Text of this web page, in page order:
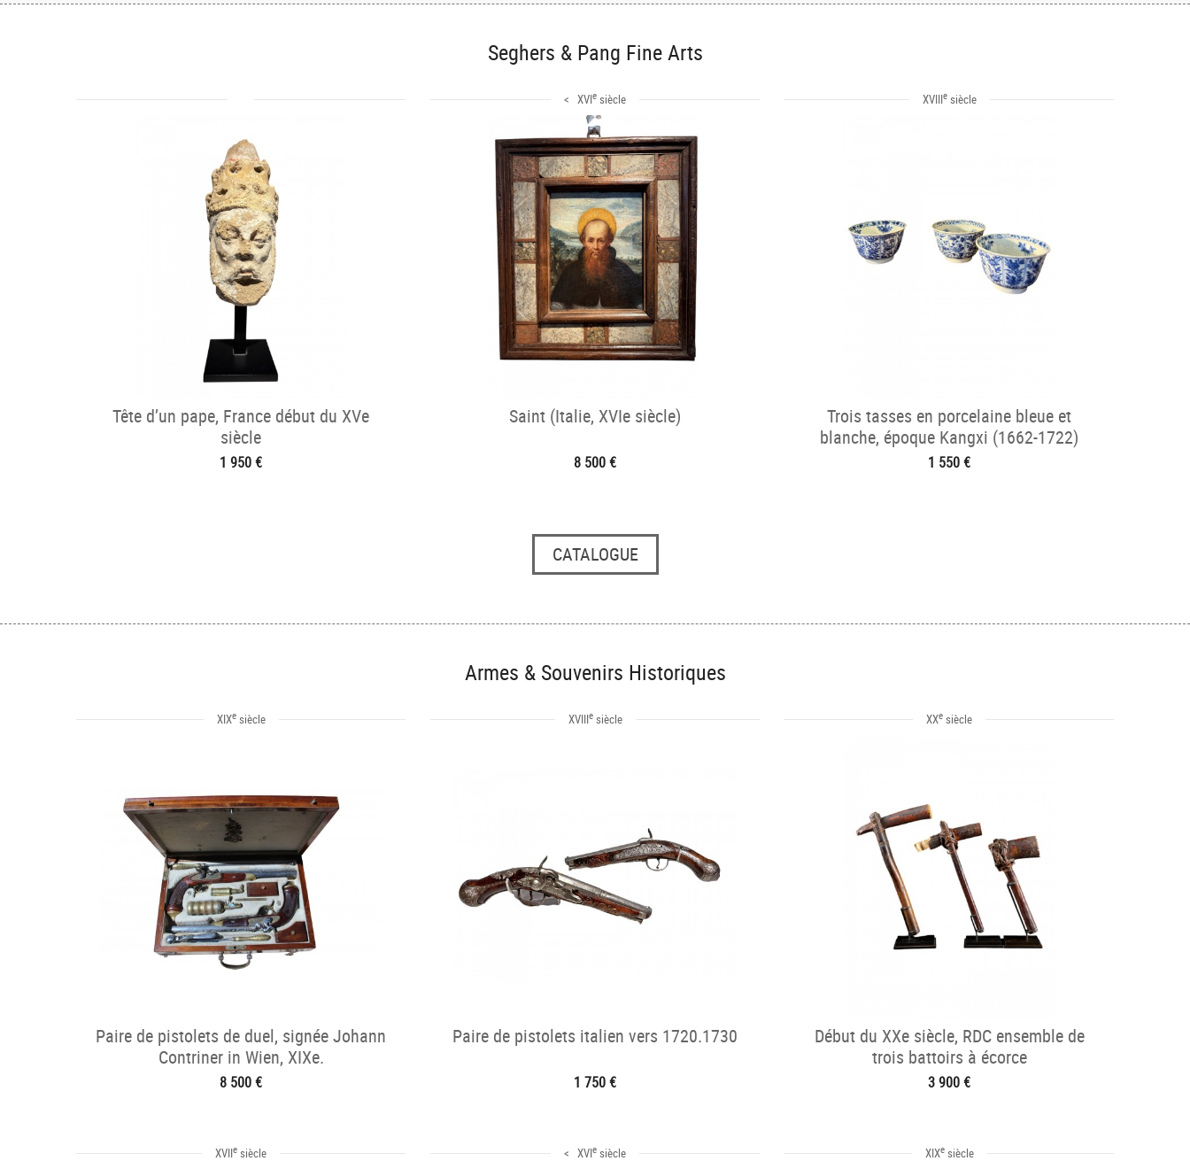
Seghers & Pang Fine Arts
Tête d’un pape, France début du XVe
siècle
1 950 €
< XVIe siècle
Saint (Italie, XVIe siècle)
8 500 €
XVIIIesiècle
Trois tasses en porcelaine bleue et
blanche, époque Kangxi (1662-1722)
1 550 €
CATALOGUE
Armes & Souvenirs Historiques
XIXesiècle
Paire de pistolets de duel, signée Johann
Contriner in Wien, XIXe.
8 500 €
XVIIIesiècle
Paire de pistolets italien vers 1720.1730
1 750 €
XXe siècle
Début du XXe siècle, RDC ensemble de
trois battoirs à écorce
3 900 €
XVIIe siècle < XVIe siècle XIXesiècle